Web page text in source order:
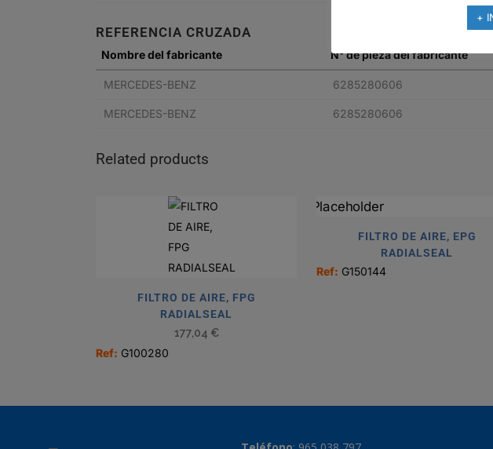
REFERENCIA CRUZADA
Nombre del fabricante N° de pieza del fabricante
MERCEDES-BENZ 6285280606
MERCEDES-BENZ 6285280606
Related products
FILTRO DE AIRE, FPG
RADIALSEAL
177,04 €
Ref: G100280
FILTRO DE AIRE, EPG
RADIALSEAL
Ref: G150144
+